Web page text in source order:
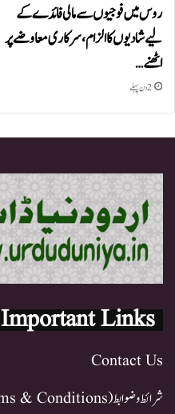
روس میں فوجیوں سے مالی فائدے کے
لیے شادیوں کا الزام، سرکاری معاوضے پر
اٹھنے…
2 دن پہلے
Important Links
Contact Us
شرائط و ضوابط (Terms & Conditions)